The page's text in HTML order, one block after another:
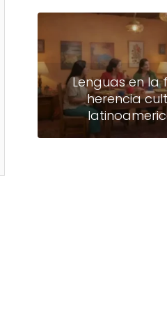
Lenguas en la
herencia